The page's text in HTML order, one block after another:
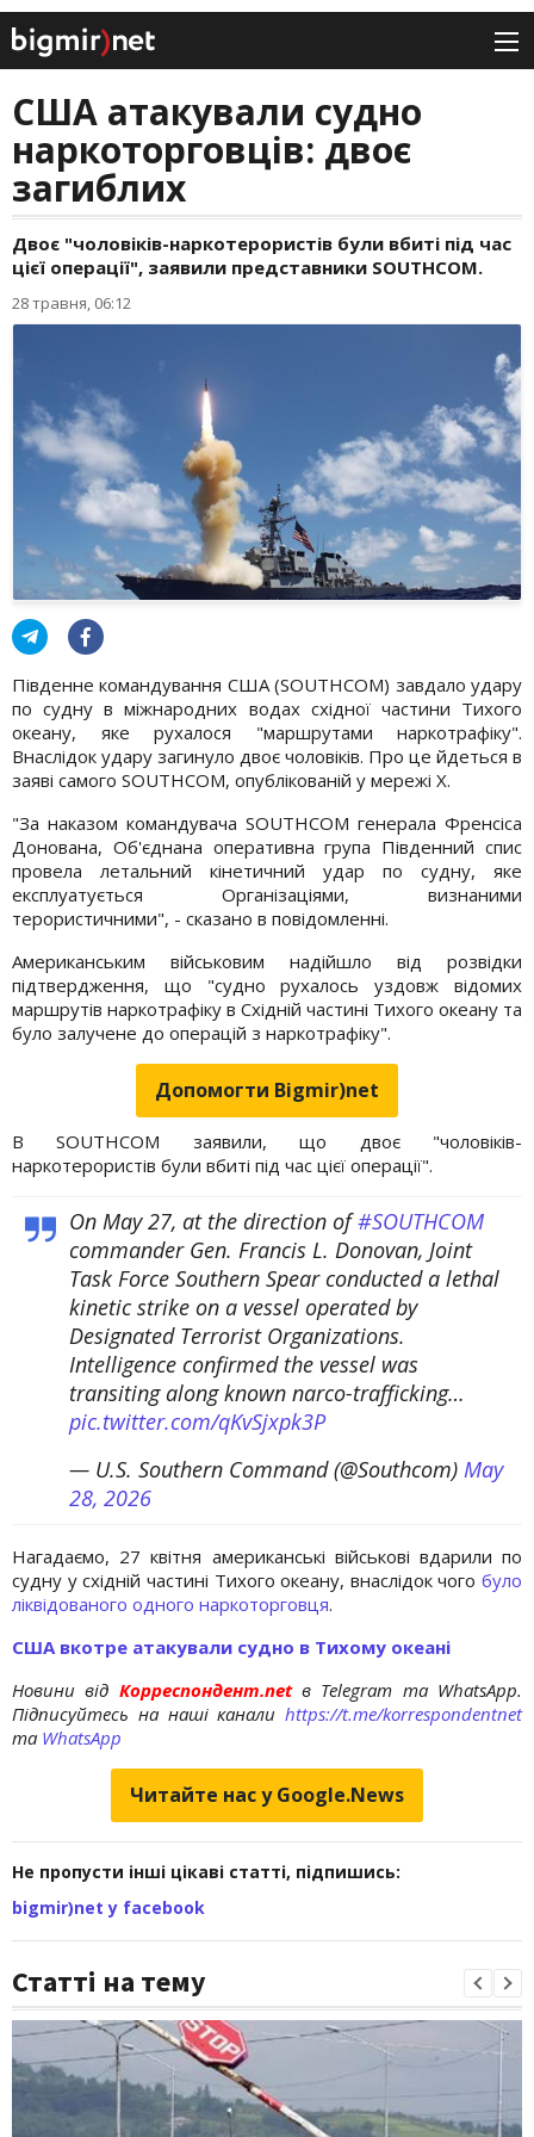
США атакували судно
наркоторговців: двоє
загиблих
Двоє "чоловіків-наркотерористів були вбиті під час
цієї операції", заявили представники SOUTHCOM.
28 травня, 06:12
Південне командування США (SOUTHCOM) завдало удару
по судну в міжнародних водах східної частини Тихого
океану, яке рухалося "маршрутами наркотрафіку".
Внаслідок удару загинуло двоє чоловіків. Про це йдеться в
заяві самого SOUTHCOM, опублікованій у мережі Х.
"За наказом командувача SOUTHCOM генерала Френсіса
Донована, Об'єднана оперативна група Південний спис
провела летальний кінетичний удар по судну, яке
експлуатується Організаціями, визнаними
терористичними", - сказано в повідомленні.
Американським військовим надійшло від розвідки
підтвердження, що "судно рухалось уздовж відомих
маршрутів наркотрафіку в Східній частині Тихого океану та
було залучене до операцій з наркотрафіку".
Допомогти Bigmir)net
В SOUTHCOM заявили, що двоє "чоловіків-
наркотерористів були вбиті під час цієї операції".
On May 27, at the direction of#SOUTHCOM
commander Gen. Francis L. Donovan, Joint
Task Force Southern Spear conducted a lethal
kinetic strike on a vessel operated by
Designated Terrorist Organizations.
Intelligence confirmed the vessel was
transiting along known narco-trafficking…
pic.twitter.com/qKvSjxpk3P
— U.S. Southern Command (@Southcom) May
28, 2026
Нагадаємо, 27 квітня американські військові вдарили по
судну у східній частині Тихого океану, внаслідок чого було
ліквідованого одного наркоторговця.
США вкотре атакували судно в Тихому океані
Новини від Корреспондент.netв Telegram та WhatsApp.
Підписуйтесь на наші канали https://t.me/korrespondentnet
та WhatsApp
Читайте нас у Google.News
Не пропусти інші цікаві статті, підпишись:
bigmir)net у facebook
Статті на тему